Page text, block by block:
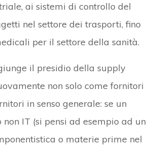
ai sistemi di controllo del
nel settore dei trasporti, fino
per il settore della sanità.
il presidio della supply
non solo come fornitori
in senso generale: se un
IT (si pensi ad esempio ad un
o materie prime nel